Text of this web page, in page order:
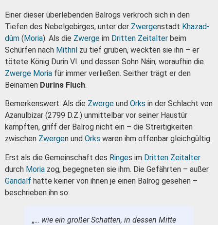
Einer dieser überlebenden Balrogs verkroch sich in den
Tiefen des Nebelgebirges, unter der Zwergenstadt Khazad-
dûm (Moria). Als die Zwerge im Dritten Zeitalter beim
Schürfen nach Mithril zu tief gruben, weckten sie ihn – er
tötete König Durin VI. und dessen Sohn Náin, woraufhin die
Zwerge Moria für immer verließen. Seither trägt er den
Beinamen Durins Fluch.
Bemerkenswert: Als die Zwerge und Orks in der Schlacht von
Azanulbizar (2799 D.Z.) unmittelbar vor seiner Haustür
kämpften, griff der Balrog nicht ein – die Streitigkeiten
zwischen Zwergen und Orks waren ihm offenbar gleichgültig.
Erst als die Gemeinschaft des Ringes im Dritten Zeitalter
durch Moria zog, begegneten sie ihm. Die Gefährten – außer
Gandalf hatte keiner von ihnen je einen Balrog gesehen –
beschrieben ihn so:
„… wie ein großer Schatten, in dessen Mitte